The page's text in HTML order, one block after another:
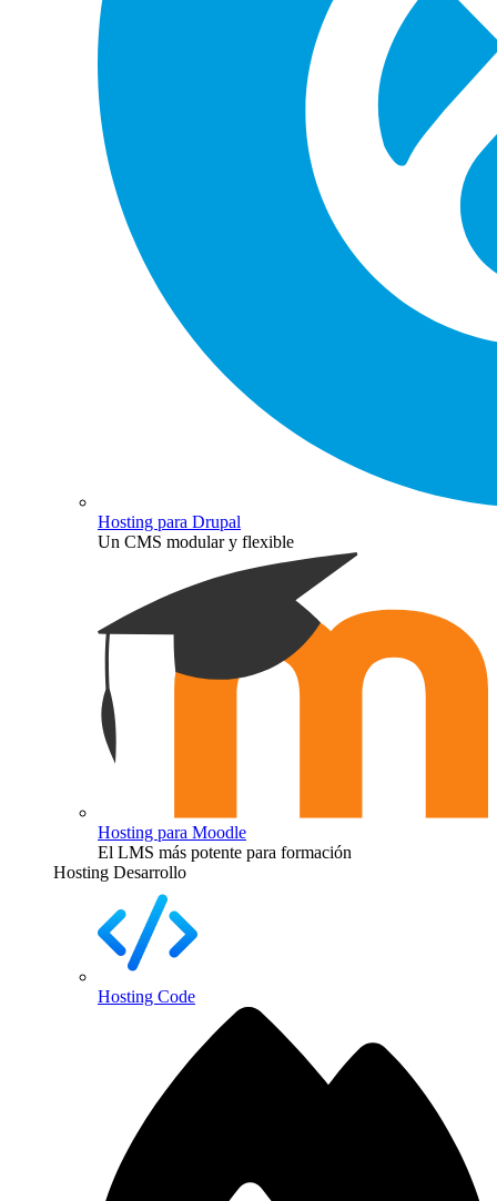
Hosting para Drupal
Un CMS modular y flexible
Hosting para Moodle
El LMS más potente para formación
Hosting Desarrollo
Hosting Code